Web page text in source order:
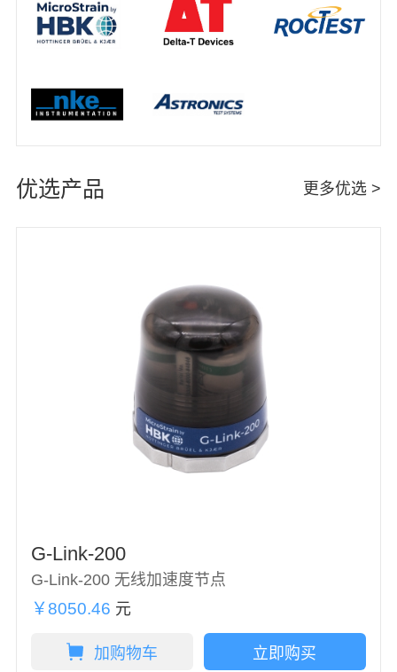
优选产品 更多优选 >
G-Link-200
G-Link-200 无线加速度节点
￥8050.46 元
加购物车 立即购买